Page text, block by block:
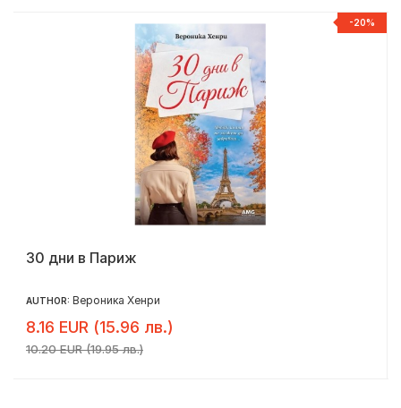
-20%
30 дни в Париж
AUTHOR: Вероника Хенри
8.16 EUR (15.96 лв.)
10.20 EUR (19.95 лв.)